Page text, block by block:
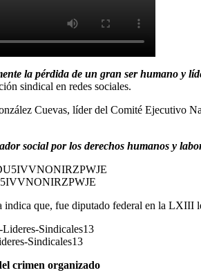
la pérdida de un gran ser humano y
sindical en redes sociales.
Cuevas, líder del Comité Ejecutivo
social por los derechos humanos y
indica que, fue diputado federal en la
Sindicales13
crimen organizado